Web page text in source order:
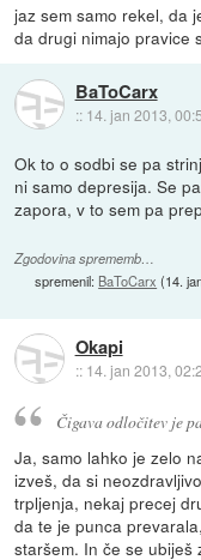
jaz sem samo rekel, da
da drugi nimajo pravice
BaToCarx
:: 14. jan 2013,
Ok to o sodbi se pa
ni samo depresija. Se
zapora, v to sem pa
Zgodovina sprememb…
spremenil: BaToCarx (14.
Okapi
:: 14. jan 2013,
Čigava odločitev je
Ja, samo lahko je zelo
izveš, da si
trpljenja, nekaj precej
da te je punca
staršem. In če se